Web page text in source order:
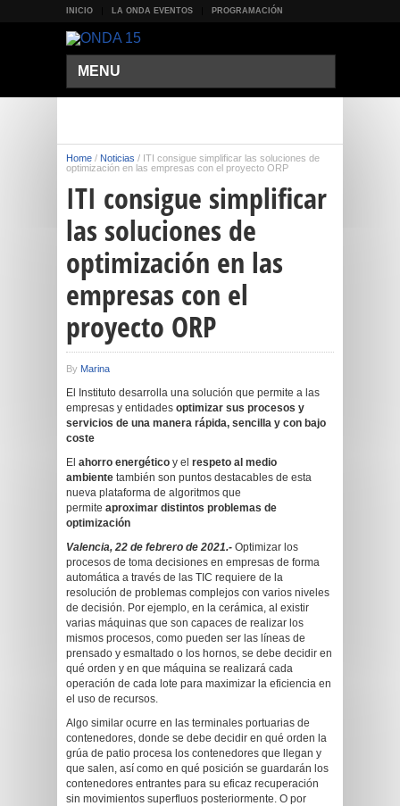
INICIO LA ONDA EVENTOS PROGRAMACIÓN
MENU
Home / Noticias / ITI consigue simplificar las soluciones de
optimización en las empresas con el proyecto ORP
ITI consigue simplificar
las soluciones de
optimización en las
empresas con el
proyecto ORP
By Marina
El Instituto desarrolla una solución que permite a las
empresas y entidades optimizar sus procesos y
servicios de una manera rápida, sencilla y con bajo
coste
El ahorro energético y el respeto al medio
ambiente también son puntos destacables de esta
nueva plataforma de algoritmos que
permite aproximar distintos problemas de
optimización
Valencia, 22 de febrero de 2021.- Optimizar los
procesos de toma decisiones en empresas de forma
automática a través de las TIC requiere de la
resolución de problemas complejos con varios niveles
de decisión. Por ejemplo, en la cerámica, al existir
varias máquinas que son capaces de realizar los
mismos procesos, como pueden ser las líneas de
prensado y esmaltado o los hornos, se debe decidir en
qué orden y en que máquina se realizará cada
operación de cada lote para maximizar la eficiencia en
el uso de recursos.
Algo similar ocurre en las terminales portuarias de
contenedores, donde se debe decidir en qué orden la
grúa de patio procesa los contenedores que llegan y
que salen, así como en qué posición se guardarán los
contenedores entrantes para su eficaz recuperación
sin movimientos superfluos posteriormente. O por